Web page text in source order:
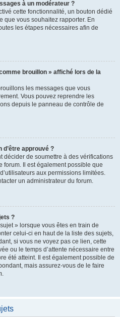
à un modérateur ?
cette fonctionnalité, un bouton dédié
que vous souhaitez rapporter. En
les étapes nécessaires afin de
brouillon » affiché lors de la
les messages que vous
Vous pouvez reprendre les
depuis le panneau de contrôle de
d’être approuvé ?
décider de soumettre à des vérifications
forum. Il est également possible que
aux permissions limitées.
un administrateur du forum.
?
» lorsque vous êtes en train de
celui-ci en haut de la liste des sujets,
si vous ne voyez pas ce lien, cette
ou le temps d’attente nécessaire entre
été atteint. Il est également possible de
mais assurez-vous de le faire